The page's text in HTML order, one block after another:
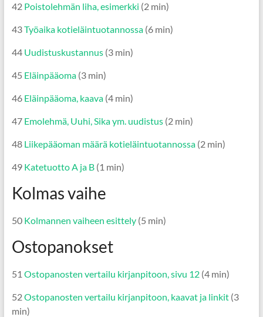
42 Poistolehmän liha, esimerkki (2 min)
43Työaika kotieläintuotannossa(6 min)
44 Uudistuskustannus(3 min)
45 Eläinpääoma(3 min)
46 Eläinpääoma, kaava(4 min)
47 Emolehmä, Uuhi, Sika ym. uudistus(2 min)
48 Liikepääoman määrä kotieläintuotannossa(2 min)
49 Katetuotto A ja B(1 min)
Kolmas vaihe
50 Kolmannen vaiheen esittely(5 min)
Ostopanokset
51 Ostopanosten vertailu kirjanpitoon, sivu 12(4 min)
52Ostopanosten vertailu kirjanpitoon, kaavat ja linkit(3
min)